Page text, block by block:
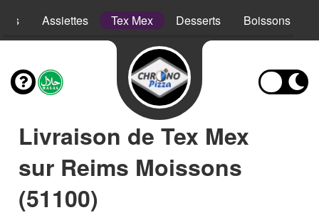
Assiettes Tex Mex Desserts Boissons
Livraison de Tex Mex
sur Reims Moissons
(51100)